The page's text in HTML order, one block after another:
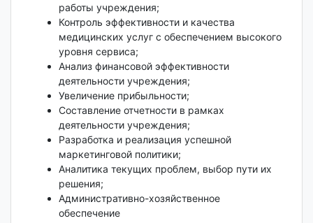
работы учреждения;
Контроль эффективности и качества
медицинских услуг с обеспечением высокого
уровня сервиса;
Анализ финансовой эффективности
деятельности учреждения;
Увеличение прибыльности;
Составление отчетности в рамках
деятельности учреждения;
Разработка и реализация успешной
маркетинговой политики;
Аналитика текущих проблем, выбор пути их
решения;
Административно-хозяйственное
обеспечение